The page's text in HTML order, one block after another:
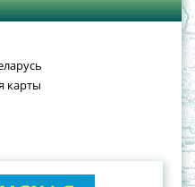
карты